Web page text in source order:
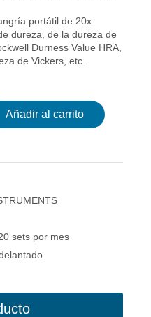
portátil de 20x.
dureza, de la dureza de
Durness Value HRA,
de Vickers, etc.
Añadir al carrito
sets por mes